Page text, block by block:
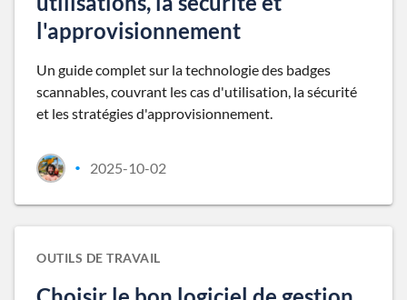
l'approvisionnement
Un guide complet sur la technologie des badges
scannables, couvrant les cas d'utilisation, la sécurité
et les stratégies d'approvisionnement.
• 2025-10-02
OUTILS DE TRAVAIL